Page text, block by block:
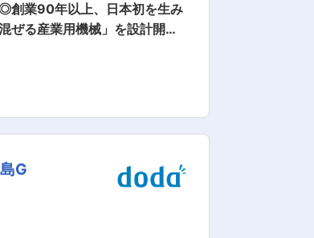
創業90年以上、日本初を生み
ぜる産業用機械」を設計開発
す。 ●具体的には… 製品カタ
対応しておりますので、何
G